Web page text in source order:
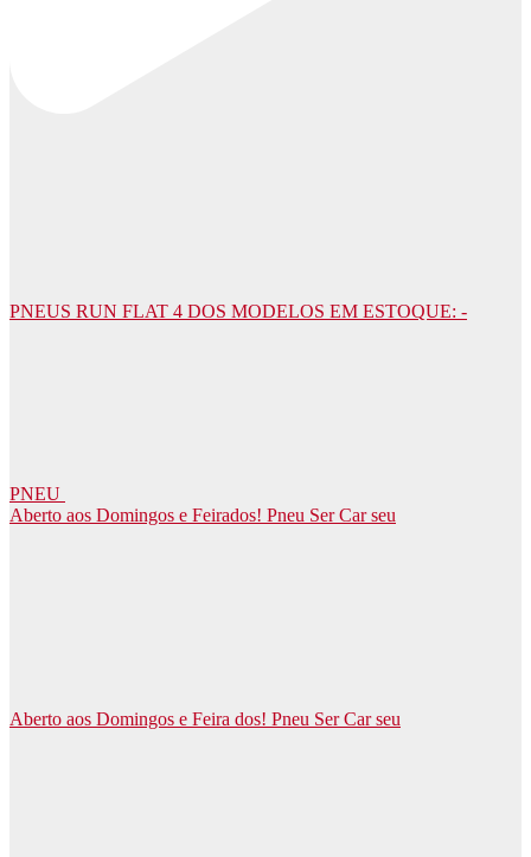
PNEUS RUN FLAT 4 DOS MODELOS EM ESTOQUE: -
PNEU
Aberto aos Domingos e Feirados! Pneu Ser Car seu
Aberto aos Domingos e Feira dos! Pneu Ser Car seu